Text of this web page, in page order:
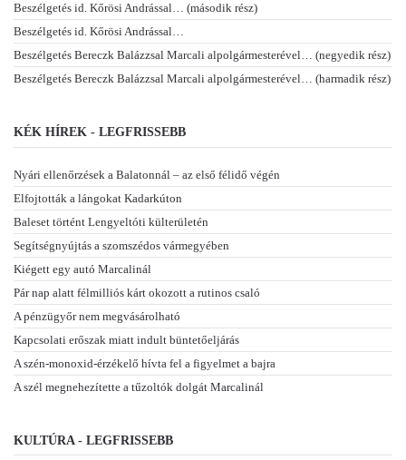
Beszélgetés id. Kőrösi Andrással… (második rész)
Beszélgetés id. Kőrösi Andrással…
Beszélgetés Bereczk Balázzsal Marcali alpolgármesterével… (negyedik rész)
Beszélgetés Bereczk Balázzsal Marcali alpolgármesterével… (harmadik rész)
KÉK HÍREK - LEGFRISSEBB
Nyári ellenőrzések a Balatonnál – az első félidő végén
Elfojtották a lángokat Kadarkúton
Baleset történt Lengyeltóti külterületén
Segítségnyújtás a szomszédos vármegyében
Kiégett egy autó Marcalinál
Pár nap alatt félmilliós kárt okozott a rutinos csaló
A pénzügyőr nem megvásárolható
Kapcsolati erőszak miatt indult büntetőeljárás
A szén-monoxid-érzékelő hívta fel a figyelmet a bajra
A szél megnehezítette a tűzoltók dolgát Marcalinál
KULTÚRA - LEGFRISSEBB